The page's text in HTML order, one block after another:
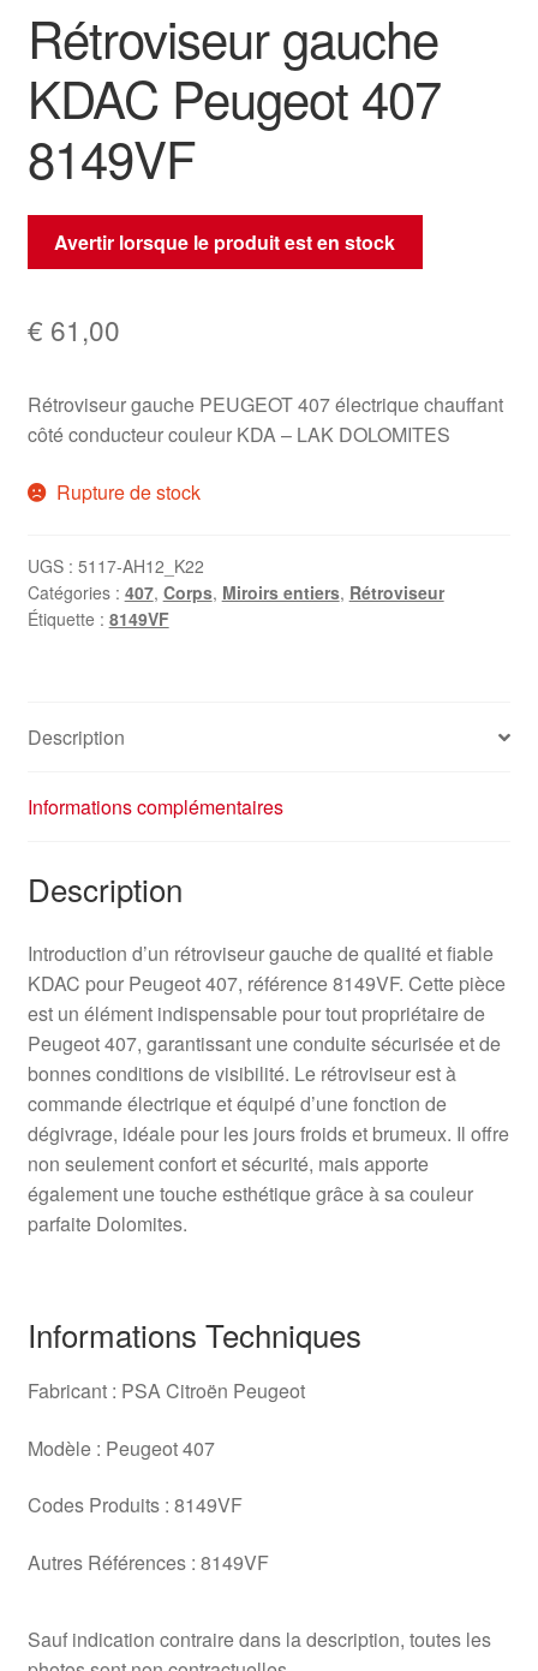
Rétroviseur gauche
KDAC Peugeot 407
8149VF
Avertir lorsque le produit est en stock
€ 61,00
Rétroviseur gauche PEUGEOT 407 électrique chauffant
côté conducteur couleur KDA – LAK DOLOMITES
Rupture de stock
UGS : 5117-AH12_K22
Catégories : 407, Corps, Miroirs entiers, Rétroviseur
Étiquette : 8149VF
Description
Informations complémentaires
Description
Introduction d’un rétroviseur gauche de qualité et fiable
KDAC pour Peugeot 407, référence 8149VF. Cette pièce
est un élément indispensable pour tout propriétaire de
Peugeot 407, garantissant une conduite sécurisée et de
bonnes conditions de visibilité. Le rétroviseur est à
commande électrique et équipé d’une fonction de
dégivrage, idéale pour les jours froids et brumeux. Il offre
non seulement confort et sécurité, mais apporte
également une touche esthétique grâce à sa couleur
parfaite Dolomites.
Informations Techniques
Fabricant : PSA Citroën Peugeot
Modèle : Peugeot 407
Codes Produits : 8149VF
Autres Références : 8149VF
Sauf indication contraire dans la description, toutes les